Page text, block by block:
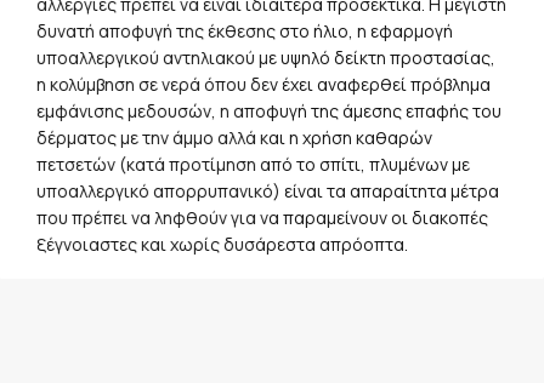
η κολύμβηση σε νερά όπου δεν έχει αναφερθεί πρόβλημα
εμφάνισης μεδουσών, η αποφυγή της άμεσης επαφής του
δέρματος με την άμμο αλλά και η χρήση καθαρών
πετσετών (κατά προτίμηση από το σπίτι, πλυμένων με
υποαλλεργικό απορρυπανικό) είναι τα απαραίτητα μέτρα
που πρέπει να ληφθούν για να παραμείνουν οι διακοπές
ξέγνοιαστες και χωρίς δυσάρεστα απρόοπτα.